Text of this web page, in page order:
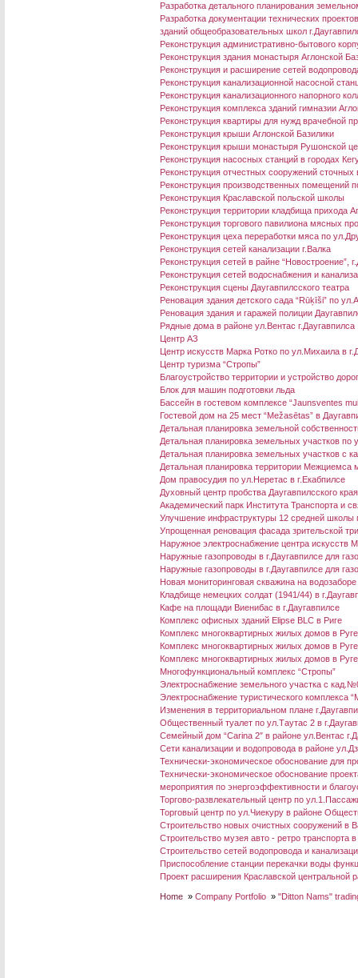
Разработка детального планирования
Разработка документации технических
зданий общеобразовательных школ
Реконструкция административно-бытового
Реконструкция здания монастыря Аглонской
Реконструкция и расширение сетей
Реконструкция канализационной насосной
Реконструкция канализационного напорного
Реконструкция комплекса зданий гимназии
Реконструкция квартиры для нужд врачебной
Реконструкция крыши Аглонской Базилики
Реконструкция крыши монастыря Рушонской
Реконструкция насосных станций в городах
Реконструкция отчестных сооружений сточных
Реконструкция производственных помещений
Реконструкция Краславской польской школы
Реконструкция территории кладбища прихода
Реконструкция торгового павилиона мясных
Реконструкция цеха переработки мяса по
Реконструкция сетей канализации г.Валка
Реконструкция сетей в райне “Новостроение”,
Реконструкция сетей водоснабжения и
Реконструкция сцены Даугавпилсского театра
Реновация здания детского сада “Rūķīši” по
Реновация здания и гаражей полиции
Рядные дома в районе ул.Вентас г.Даугавпилса
Центр АЗ
Центр искусств Марка Ротко по ул.Михаила в
Центр туризма “Стропы”
Благоустройство территории и устройство
Блок для машин подготовки льда
Бассейн в гостевом комплексе “Jaunsventes
Гостевой дом на 25 мест “Mežasētas” в
Детальная планировка земельной
Детальная планировка земельных участков по
Детальная планировка земельных участков с
Детальная планировка территории Межциемса
Дом правосудия по ул.Неретас в г.Екабпилсе
Духовный центр пробства Даугавпилсского
Академический парк Института Транспорта и
Улучшение инфраструктуры 12 средней
Упрощенная реновация фасада зрительской
Наружное электроснабжение центра искусств
Наружные газопроводы в г.Даугавпилсе для
Наружные газопроводы в г.Даугавпилсе для
Новая мониторинговая скважина на
Кладбище немецких солдат (1941/44) в
Кафе на площади Виенибас в г.Даугавпилсе
Комплекс офисных зданий Elipse BLC в Риге
Комплекс многоквартирных жилых домов в
Комплекс многоквартирных жилых домов в
Комплекс многоквартирных жилых домов в
Многофункциональный комплекс “Стропы”
Электроснабжение земельного участка с
Электроснабжение туристического комплекса
Изменения в территориальном плане
Общественный туалет по ул.Таутас 2 в
Семейный дом “Carina 2″ в районе ул.Вентас
Сети канализации и водопровода в районе
Технически-экономическое обоснование для
Технически-экономическое обоснование
мероприятия по энергоэффективности и
Торгово-развлекательный центр по
Торговый центр по ул.Чиекуру в районе
Строительство новых очистных сооружений в
Строительство музея авто - ретро транспорта
Строительство сетей водопровода и
Приспособление станции перекачки воды
Проект расширения Краславской центральной
Home » Company Portfolio » "Ditton Nams"